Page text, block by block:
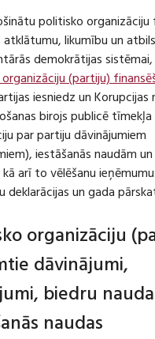
politisko organizāciju
likumību un
demokrātijas
(partiju)
iesniedz un Korupcijas
birojs publicē
par partiju dāvinājumiem
iestāšanās naudām
arī to vēlēšanu
deklarācijas un gada
organizāciju
dāvinājumi,
biedru
naudas